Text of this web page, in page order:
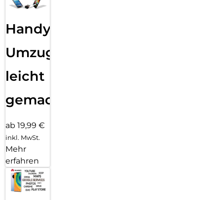
Handy
Umzug
leicht
gemacht!
ab 19,99 €
inkl. MwSt.
Mehr
erfahren